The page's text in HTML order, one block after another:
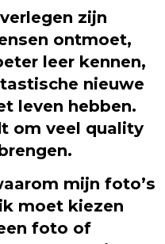
zijn
ontmoet,
leer kennen,
nieuwe
leven hebben.
om veel quality
mijn foto’s
moet kiezen
foto of